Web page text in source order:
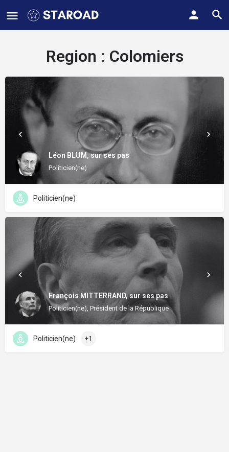
Region : Colomiers
Léon BLUM, sur ses pas
Politicien(ne)
Politicien(ne)
François MITTERRAND, sur ses pas
Politicien(ne), Président de la République
Politicien(ne) +1